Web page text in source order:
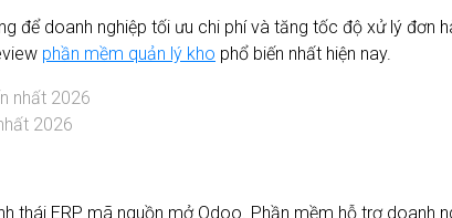
để doanh nghiệp tối ưu chi phí và tăng tốc độ xử lý đơn
phần mềm quản lý kho phổ biến nhất hiện nay.
2026
thái ERP mã nguồn mở Odoo. Phần mềm hỗ trợ doanh